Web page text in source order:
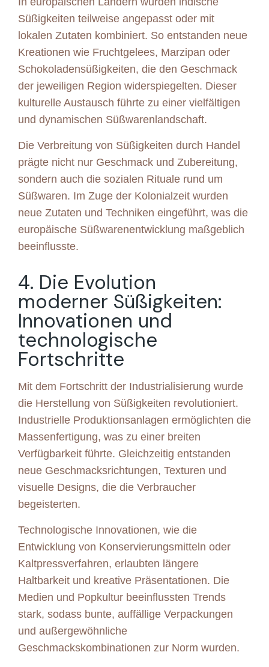
Süßigkeiten teilweise angepasst oder mit
lokalen Zutaten kombiniert. So entstanden neue
Kreationen wie Fruchtgelees, Marzipan oder
Schokoladensüßigkeiten, die den Geschmack
der jeweiligen Region widerspiegelten. Dieser
kulturelle Austausch führte zu einer vielfältigen
und dynamischen Süßwarenlandschaft.
Die Verbreitung von Süßigkeiten durch Handel
prägte nicht nur Geschmack und Zubereitung,
sondern auch die sozialen Rituale rund um
Süßwaren. Im Zuge der Kolonialzeit wurden
neue Zutaten und Techniken eingeführt, was die
europäische Süßwarenentwicklung maßgeblich
beeinflusste.
4. Die Evolution
moderner Süßigkeiten:
Innovationen und
technologische
Fortschritte
Mit dem Fortschritt der Industrialisierung wurde
die Herstellung von Süßigkeiten revolutioniert.
Industrielle Produktionsanlagen ermöglichten die
Massenfertigung, was zu einer breiten
Verfügbarkeit führte. Gleichzeitig entstanden
neue Geschmacksrichtungen, Texturen und
visuelle Designs, die die Verbraucher
begeisterten.
Technologische Innovationen, wie die
Entwicklung von Konservierungsmitteln oder
Kaltpressverfahren, erlaubten längere
Haltbarkeit und kreative Präsentationen. Die
Medien und Popkultur beeinflussten Trends
stark, sodass bunte, auffällige Verpackungen
und außergewöhnliche
Geschmackskombinationen zur Norm wurden.